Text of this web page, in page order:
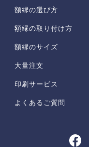
額縁の選び方
額縁の取り付け方
額縁のサイズ
大量注文
印刷サービス
よくあるご質問